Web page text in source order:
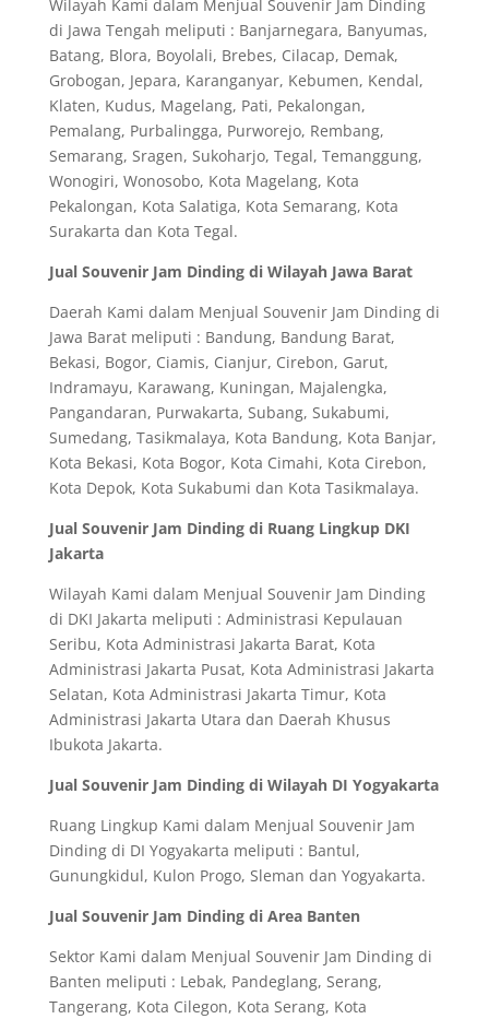
Wilayah Kami dalam Menjual Souvenir Jam Dinding
di Jawa Tengah meliputi : Banjarnegara, Banyumas,
Batang, Blora, Boyolali, Brebes, Cilacap, Demak,
Grobogan, Jepara, Karanganyar, Kebumen, Kendal,
Klaten, Kudus, Magelang, Pati, Pekalongan,
Pemalang, Purbalingga, Purworejo, Rembang,
Semarang, Sragen, Sukoharjo, Tegal, Temanggung,
Wonogiri, Wonosobo, Kota Magelang, Kota
Pekalongan, Kota Salatiga, Kota Semarang, Kota
Surakarta dan Kota Tegal.
Jual Souvenir Jam Dinding di Wilayah Jawa Barat
Daerah Kami dalam Menjual Souvenir Jam Dinding di
Jawa Barat meliputi : Bandung, Bandung Barat,
Bekasi, Bogor, Ciamis, Cianjur, Cirebon, Garut,
Indramayu, Karawang, Kuningan, Majalengka,
Pangandaran, Purwakarta, Subang, Sukabumi,
Sumedang, Tasikmalaya, Kota Bandung, Kota Banjar,
Kota Bekasi, Kota Bogor, Kota Cimahi, Kota Cirebon,
Kota Depok, Kota Sukabumi dan Kota Tasikmalaya.
Jual Souvenir Jam Dinding di Ruang Lingkup DKI
Jakarta
Wilayah Kami dalam Menjual Souvenir Jam Dinding
di DKI Jakarta meliputi : Administrasi Kepulauan
Seribu, Kota Administrasi Jakarta Barat, Kota
Administrasi Jakarta Pusat, Kota Administrasi Jakarta
Selatan, Kota Administrasi Jakarta Timur, Kota
Administrasi Jakarta Utara dan Daerah Khusus
Ibukota Jakarta.
Jual Souvenir Jam Dinding di Wilayah DI Yogyakarta
Ruang Lingkup Kami dalam Menjual Souvenir Jam
Dinding di DI Yogyakarta meliputi : Bantul,
Gunungkidul, Kulon Progo, Sleman dan Yogyakarta.
Jual Souvenir Jam Dinding di Area Banten
Sektor Kami dalam Menjual Souvenir Jam Dinding di
Banten meliputi : Lebak, Pandeglang, Serang,
Tangerang, Kota Cilegon, Kota Serang, Kota